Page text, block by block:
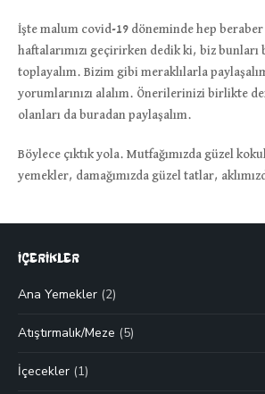
İşte malum covid-19 döneminde hep
haftalarımızı geçirirken dedik ki, biz bunları
toplayalım. Bizim gibi meraklılarla
yorumlarınızı alalım. Önerilerinizi birlikte
olanları da buradan paylaşalım.
Böylece çıktık yola. Mutfağımızda güzel
yemekler, damağımızda güzel tatlar,
İÇERİKLER
Ana Yemekler (2)
Atıştırmalık/Meze (5)
İçecekler (1)